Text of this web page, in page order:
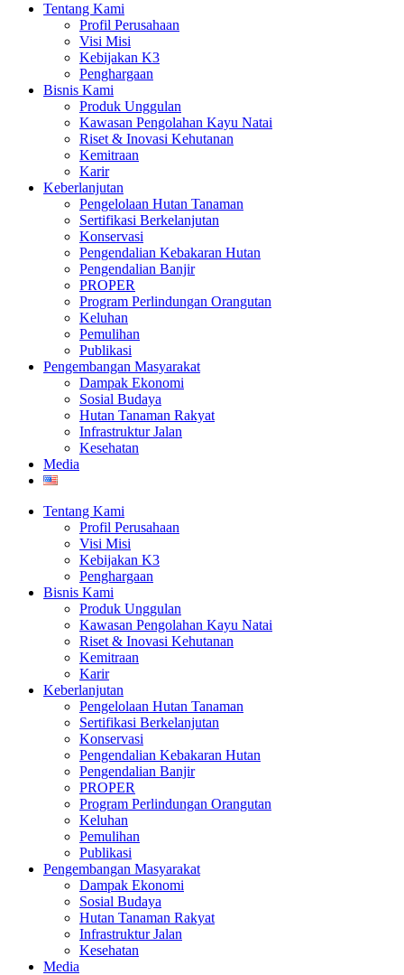
Tentang Kami
Profil Perusahaan
Visi Misi
Kebijakan K3
Penghargaan
Bisnis Kami
Produk Unggulan
Kawasan Pengolahan Kayu Natai
Riset & Inovasi Kehutanan
Kemitraan
Karir
Keberlanjutan
Pengelolaan Hutan Tanaman
Sertifikasi Berkelanjutan
Konservasi
Pengendalian Kebakaran Hutan
Pengendalian Banjir
PROPER
Program Perlindungan Orangutan
Keluhan
Pemulihan
Publikasi
Pengembangan Masyarakat
Dampak Ekonomi
Sosial Budaya
Hutan Tanaman Rakyat
Infrastruktur Jalan
Kesehatan
Media
Tentang Kami
Profil Perusahaan
Visi Misi
Kebijakan K3
Penghargaan
Bisnis Kami
Produk Unggulan
Kawasan Pengolahan Kayu Natai
Riset & Inovasi Kehutanan
Kemitraan
Karir
Keberlanjutan
Pengelolaan Hutan Tanaman
Sertifikasi Berkelanjutan
Konservasi
Pengendalian Kebakaran Hutan
Pengendalian Banjir
PROPER
Program Perlindungan Orangutan
Keluhan
Pemulihan
Publikasi
Pengembangan Masyarakat
Dampak Ekonomi
Sosial Budaya
Hutan Tanaman Rakyat
Infrastruktur Jalan
Kesehatan
Media